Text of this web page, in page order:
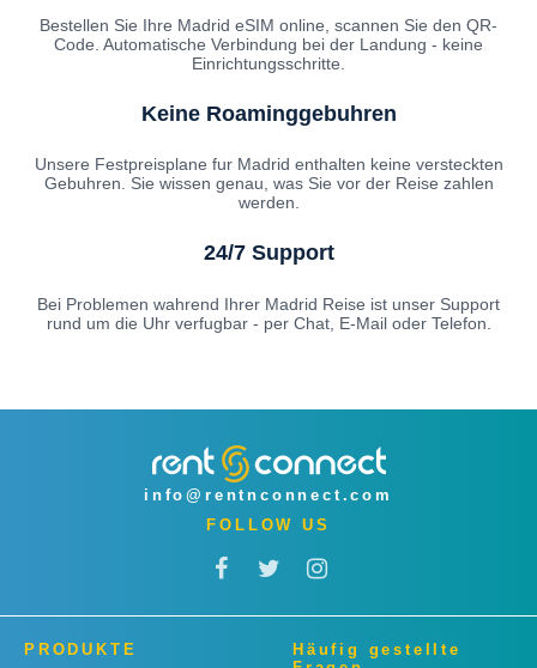
Bestellen Sie Ihre Madrid eSIM online, scannen Sie den QR-
Code. Automatische Verbindung bei der Landung - keine
Einrichtungsschritte.
Keine Roaminggebuhren
Unsere Festpreisplane fur Madrid enthalten keine versteckten
Gebuhren. Sie wissen genau, was Sie vor der Reise zahlen
werden.
24/7 Support
Bei Problemen wahrend Ihrer Madrid Reise ist unser Support
rund um die Uhr verfugbar - per Chat, E-Mail oder Telefon.
info@rentnconnect.com
FOLLOW US
PRODUKTE
Häufig gestellte